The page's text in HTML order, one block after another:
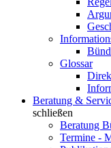
Glossar
Beratung &
schließen
Beratung
Termine -